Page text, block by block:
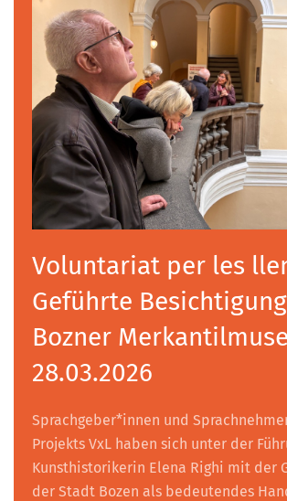
Voluntariat per les
Geführte
Bozner
28.03.2026
Sprachgeber*innen und
Projekts VxL haben sich unter der
Kunsthistorikerin Elena Righi mit der
der Stadt Bozen als bedeutendes